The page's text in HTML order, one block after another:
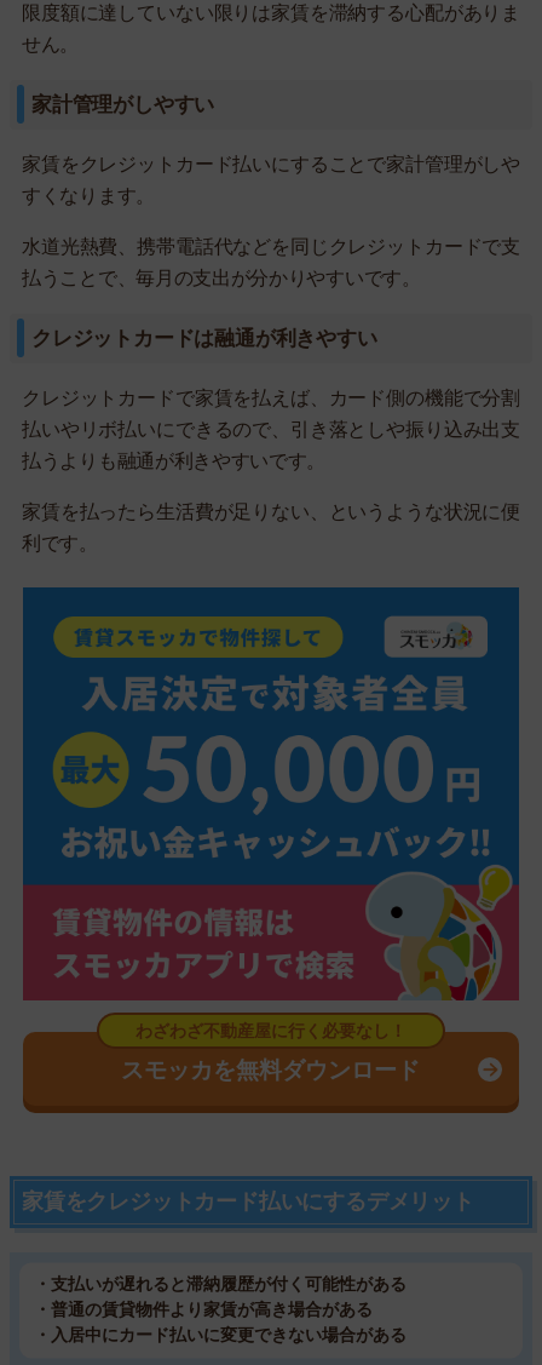
限度額に達していない限りは家賃を滞納する心配がありま
せん。
家計管理がしやすい
家賃をクレジットカード払いにすることで家計管理がしや
すくなります。
水道光熱費、携帯電話代などを同じクレジットカードで支
払うことで、毎月の支出が分かりやすいです。
クレジットカードは融通が利きやすい
クレジットカードで家賃を払えば、カード側の機能で分割
払いやリボ払いにできるので、引き落としや振り込み出支
払うよりも融通が利きやすいです。
家賃を払ったら生活費が足りない、というような状況に便
利です。
スモッカを無料ダウンロード
家賃をクレジットカード払いにするデメリット
・支払いが遅れると滞納履歴が付く可能性がある
・普通の賃貸物件より家賃が高き場合がある
・入居中にカード払いに変更できない場合がある